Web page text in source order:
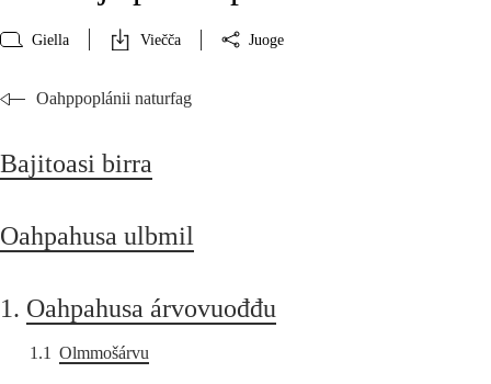
Giella Viečča Juoge
Oahppoplánii naturfag
Bajitoasi birra
Oahpahusa ulbmil
1. Oahpahusa árvovuođđu
1.1 Olmmošárvu